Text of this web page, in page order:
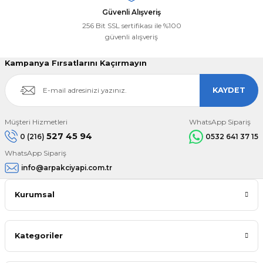
Güvenli Alışveriş
256 Bit SSL sertifikası ile %100
güvenli alışveriş
Kampanya Fırsatlarını Kaçırmayın
KAYDET
Müşteri Hizmetleri
0 (216) 527 45 94
WhatsApp Sipariş
0532 641 37 15
WhatsApp Sipariş
info@arpakciyapi.com.tr
Kurumsal
Kategoriler